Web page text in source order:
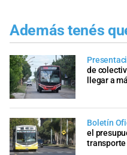
Además tenés
de
llegar a
Boletín
el